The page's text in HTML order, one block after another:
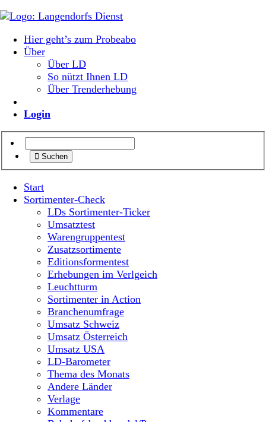
Hier geht’s zum Probeabo
Über
Über LD
So nützt Ihnen LD
Über Trenderhebung
Login
Suchen
Start
Sortimenter-Check
LDs Sortimenter-Ticker
Umsatztest
Warengruppentest
Zusatzsortimente
Editionsformentest
Erhebungen im Verlgeich
Leuchtturm
Sortimenter in Action
Branchenumfrage
Umsatz Schweiz
Umsatz Österreich
Umsatz USA
LD-Barometer
Thema des Monats
Andere Länder
Verlage
Kommentare